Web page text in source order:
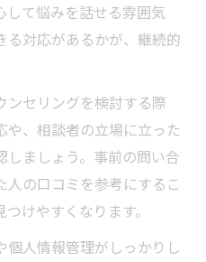
り添うカウンセラーの
続サポート体制を事前
いやすさも選択基準に
で口コミや体験談を参
ンセリングの特徴
して悩みを話せる雰囲気
る対応があるかが、継続的
ンセリングを検討する際
や、相談者の立場に立った
ましょう。事前の問い合
の口コミを参考にするこ
けやすくなります。
個人情報管理がしっかりし